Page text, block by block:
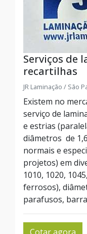
Serviços de
recartilhas
JR Laminação / São
Existem no
serviço de
e estrias
diâmetros de
normais e
projetos) em
1010, 1020,
ferrosos),
parafusos,